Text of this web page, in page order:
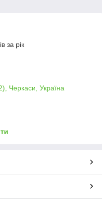
за рік
Черкаси, Україна